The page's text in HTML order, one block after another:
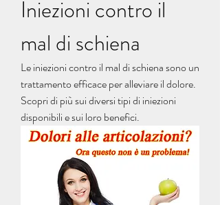
Iniezioni contro il
mal di schiena
Le iniezioni contro il mal di schiena sono un
trattamento efficace per alleviare il dolore.
Scopri di più sui diversi tipi di iniezioni
disponibili e sui loro benefici.